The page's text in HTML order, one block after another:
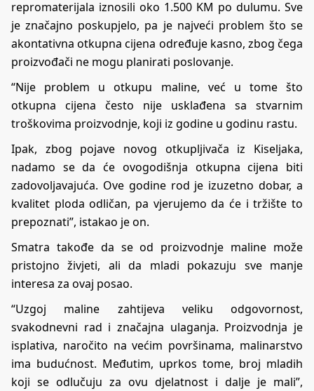
repromaterijala iznosili oko 1.500 KM po dulumu. Sve
je značajno poskupjelo, pa je najveći problem što se
akontativna otkupna cijena određuje kasno, zbog čega
proizvođači ne mogu planirati poslovanje.
“Nije problem u otkupu maline, već u tome što
otkupna cijena često nije usklađena sa stvarnim
troškovima proizvodnje, koji iz godine u godinu rastu.
Ipak, zbog pojave novog otkupljivača iz Kiseljaka,
nadamo se da će ovogodišnja otkupna cijena biti
zadovoljavajuća. Ove godine rod je izuzetno dobar, a
kvalitet ploda odličan, pa vjerujemo da će i tržište to
prepoznati”, istakao je on.
Smatra takođe da se od proizvodnje maline može
pristojno živjeti, ali da mladi pokazuju sve manje
interesa za ovaj posao.
“Uzgoj maline zahtijeva veliku odgovornost,
svakodnevni rad i značajna ulaganja. Proizvodnja je
isplativa, naročito na većim površinama, malinarstvo
ima budućnost. Međutim, uprkos tome, broj mladih
koji se odlučuju za ovu djelatnost i dalje je mali”,